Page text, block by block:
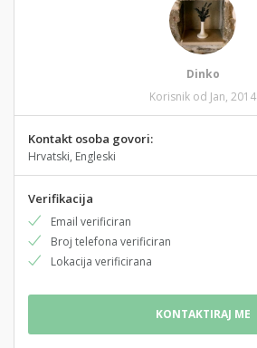
Dinko
Korisnik od Jan, 2014
Kontakt osoba govori:
Hrvatski, Engleski
Verifikacija
Email verificiran
Broj telefona verificiran
Lokacija verificirana
KONTAKTIRAJ ME